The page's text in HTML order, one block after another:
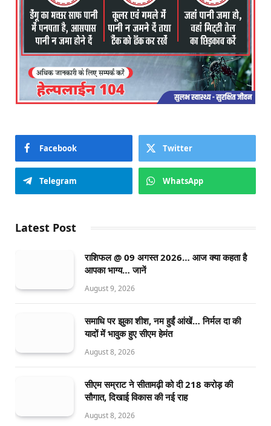
Facebook Twitter
Telegram WhatsApp
Latest Post
राशिफल @ 09 अगस्त 2026… आज क्या कहता है
आपका भाग्य… जानें
August 9, 2026
समाधि पर झुका शीश, नम हुईं आंखें… निर्मल दा की
यादों में भावुक हुए सीएम हेमंत
August 8, 2026
सीएम सम्राट ने सीतामढ़ी को दी 218 करोड़ की
सौगात, दिखाई विकास की नई राह
August 8, 2026